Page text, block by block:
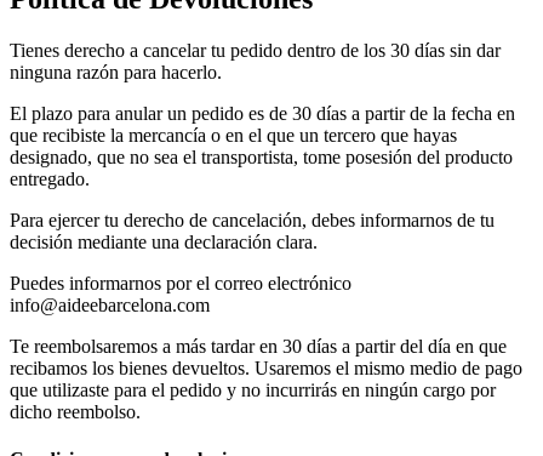
Tienes derecho a cancelar tu pedido dentro de los 30 días sin dar
ninguna razón para hacerlo.
El plazo para anular un pedido es de 30 días a partir de la fecha en
que recibiste la mercancía o en el que un tercero que hayas
designado, que no sea el transportista, tome posesión del producto
entregado.
Para ejercer tu derecho de cancelación, debes informarnos de tu
decisión mediante una declaración clara.
Puedes informarnos por el correo electrónico
info@aideebarcelona.com
Te reembolsaremos a más tardar en 30 días a partir del día en que
recibamos los bienes devueltos. Usaremos el mismo medio de pago
que utilizaste para el pedido y no incurrirás en ningún cargo por
dicho reembolso.